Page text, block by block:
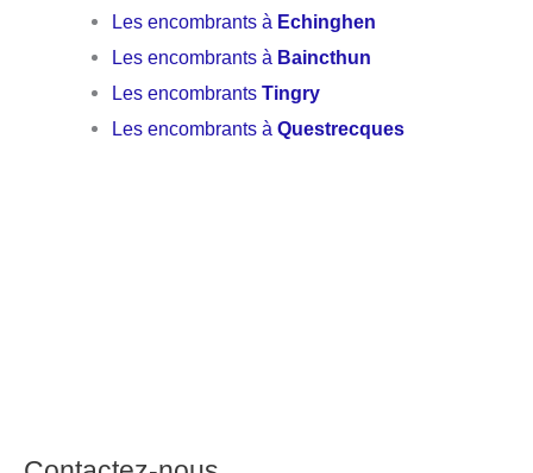
Les encombrants à Echinghen
Les encombrants à Baincthun
Les encombrantsTingry
Les encombrants àQuestrecques